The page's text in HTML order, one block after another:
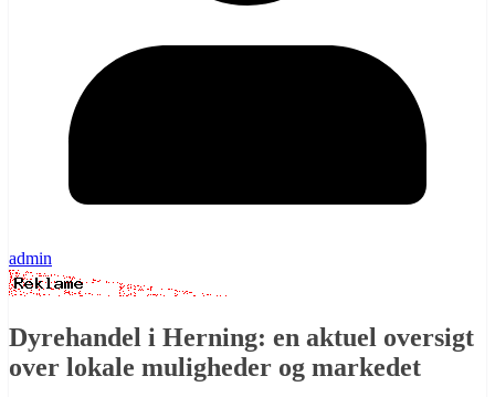
admin
Dyrehandel i Herning: en aktuel oversigt
over lokale muligheder og markedet